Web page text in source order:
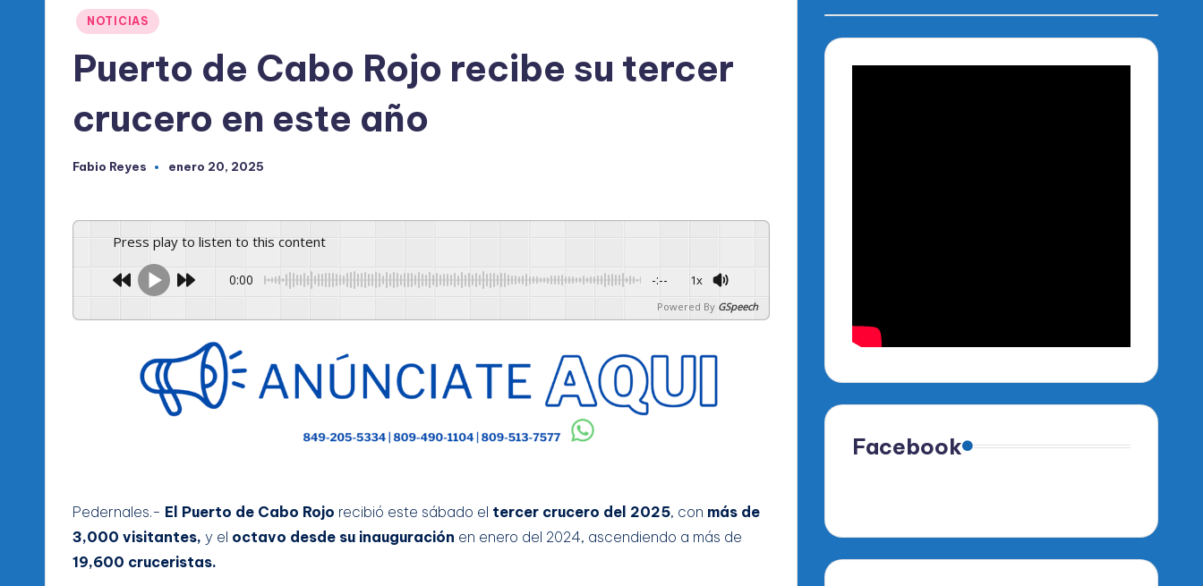
M
Publicado
NOTICIAS
Puerto de Cabo Rojo recibe su tercer
crucero en este año
Publicado
Fabio Reyes enero 20, 2025
Press play to listen to this content
0:00 -:-- 1x
Powered By GSpeech
Pedernales.- El Puerto de Cabo Rojo recibió este sábado el tercer crucero del 2025, con más de
3,000 visitantes, y el octavo desde su inauguración en enero del 2024, ascendiendo a más de
19,600 cruceristas.
Facebook